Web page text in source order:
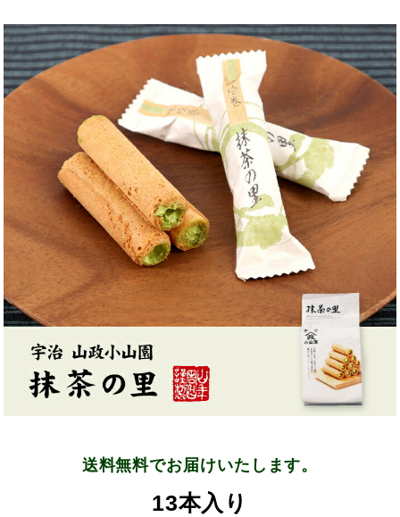
送料無料でお届けいたします。
13本入り